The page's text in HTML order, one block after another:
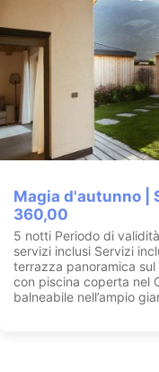
Magia d'autunno |
360,00
5 notti Periodo di
servizi inclusi Servizi
terrazza panoramica sul
con piscina coperta nel
balneabile nell’ampio